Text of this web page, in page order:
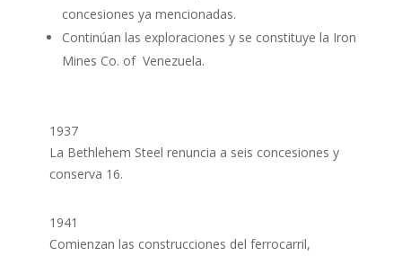
concesiones ya mencionadas.
Continúan las exploraciones y se constituye la Iron
Mines Co. of Venezuela.
1937
La Bethlehem Steel renuncia a seis concesiones y
conserva 16.
1941
Comienzan las construcciones del ferrocarril,